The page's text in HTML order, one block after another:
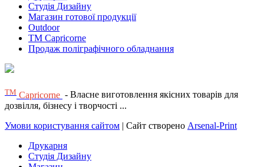
Студія Дизайну
Магазин готової продукції
Outdoor
TM Capricorne
Продаж поліграфічного обладнання
ТМ Capricorne - Власне виготовлення якісних товарів для
дозвілля, бізнесу і творчості ...
Умови користування сайтом | Сайт створено Arsenal-Print
Друкарня
Студія Дизайну